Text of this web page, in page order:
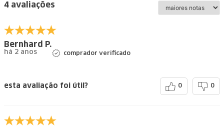
4 avaliações
Bernhard P.
há 2 anos comprador verificado
esta avaliação foi útil? 0 0